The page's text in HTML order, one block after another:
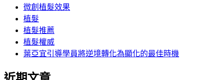
微創植髮效果
植髮
植髮推薦
植髮權威
葉亞宜引導學員將逆境轉化為顯化的最佳時機